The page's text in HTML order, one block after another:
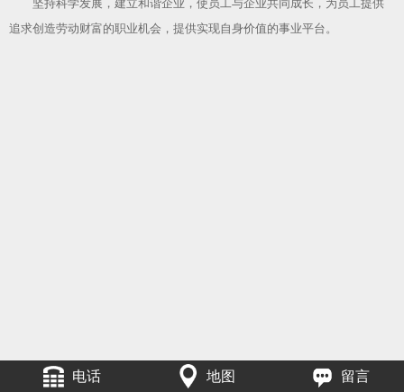
坚持科学发展，建立和谐企业，使员工与企业共同成长，为员工提供
追求创造劳动财富的职业机会，提供实现自身价值的事业平台。
电话 地图 留言